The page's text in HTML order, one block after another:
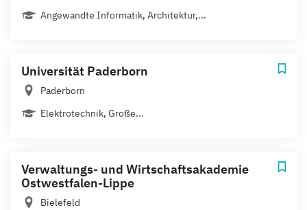
Angewandte Informatik, Architektur,...
Universität Paderborn
Paderborn
Elektrotechnik, Gro­ße...
Verwaltungs- und Wirtschaftsakademie
Ostwestfalen-Lippe
Bielefeld